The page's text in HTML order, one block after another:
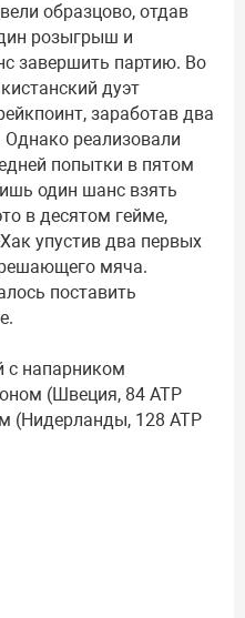
образцово, отдав
розыгрыш и
завершить партию. Во
дуэт
заработав два
реализовали
попытки в пятом
один шанс взять
в десятом гейме,
упустив два первых
мяча.
поставить
с напарником
(Швеция, 84 ATP
(Нидерланды, 128 ATP